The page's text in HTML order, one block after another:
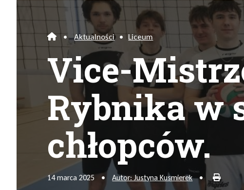
Home
• Aktualności • Liceum
Vice-
Rybnika w
chłopców.
14 marca 2025 • Autor: Justyna Kusmierek • Drukuj